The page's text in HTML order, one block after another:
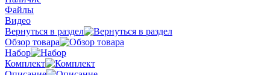
Файлы
Видео
Вернуться в раздел
Обзор товара
Набор
Комплект